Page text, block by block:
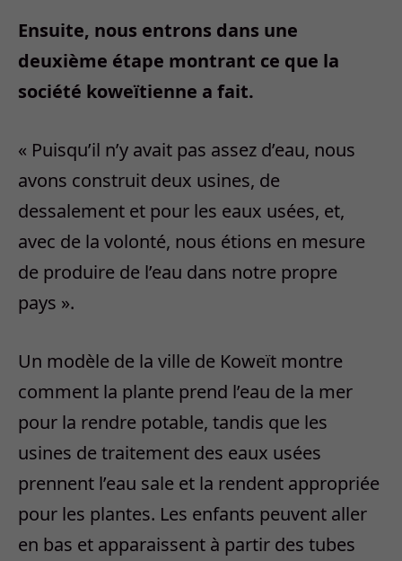
Ensuite, nous entrons dans une
deuxième étape montrant ce que la
société koweïtienne a fait.
« Puisqu’il n’y avait pas assez d’eau, nous
avons construit deux usines, de
dessalement et pour les eaux usées, et,
avec de la volonté, nous étions en mesure
de produire de l’eau dans notre propre
pays ».
Un modèle de la ville de Koweït montre
comment la plante prend l’eau de la mer
pour la rendre potable, tandis que les
usines de traitement des eaux usées
prennent l’eau sale et la rendent appropriée
pour les plantes. Les enfants peuvent aller
en bas et apparaissent à partir des tubes